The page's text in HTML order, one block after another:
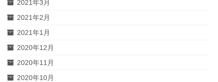
2021年3月
2021年2月
2021年1月
2020年12月
2020年11月
2020年10月